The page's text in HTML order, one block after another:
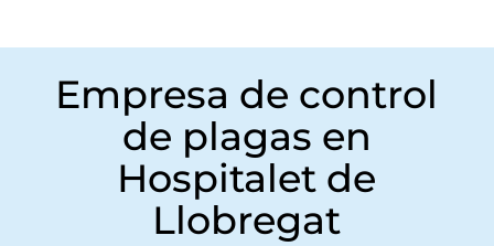
Empresa de control
de plagas en
Hospitalet de
Llobregat